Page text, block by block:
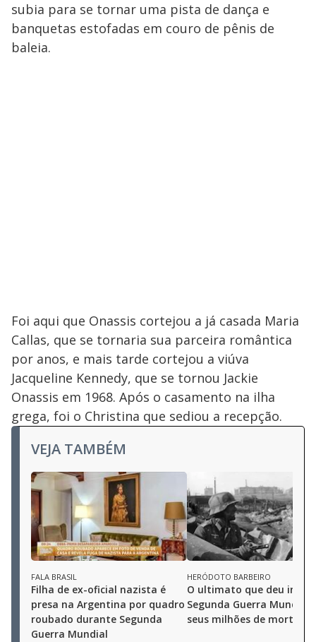
subia para se tornar uma pista de dança e
banquetas estofadas em couro de pênis de
baleia.
Foi aqui que Onassis cortejou a já casada Maria
Callas, que se tornaria sua parceira romântica
por anos, e mais tarde cortejou a viúva
Jacqueline Kennedy, que se tornou Jackie
Onassis em 1968. Após o casamento na ilha
grega, foi o Christina que sediou a recepção.
VEJA TAMBÉM
FALA BRASIL
Filha de ex-oficial nazista é
presa na Argentina por quadro
roubado durante Segunda
Guerra Mundial
HERÓDOTO BARBEIRO
O ultimato que deu início
Segunda Guerra Mundial,
seus milhões de mortos